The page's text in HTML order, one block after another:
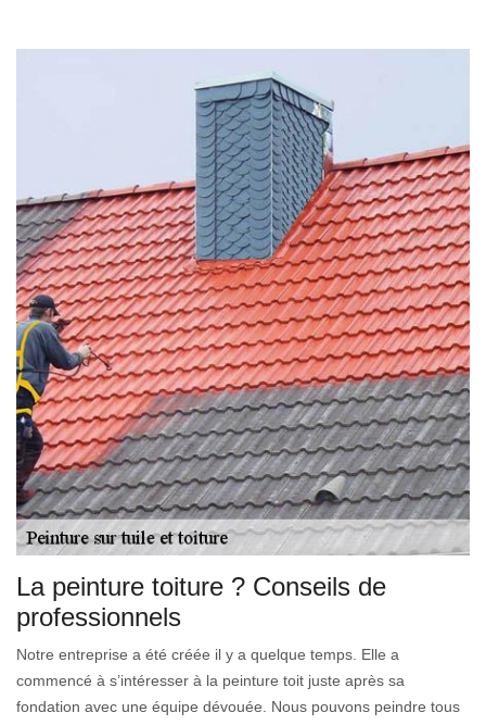
La peinture toiture ? Conseils de
professionnels
Notre entreprise a été créée il y a quelque temps. Elle a
commencé à s’intéresser à la peinture toit juste après sa
fondation avec une équipe dévouée. Nous pouvons peindre tous